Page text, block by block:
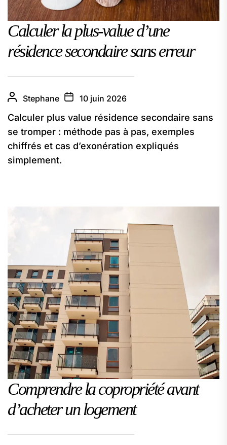
Calculer la plus‑value d’une
résidence secondaire sans erreur
Stephane 10 juin 2026
Calculer plus value résidence secondaire sans
se tromper : méthode pas à pas, exemples
chiffrés et cas d’exonération expliqués
simplement.
Comprendre la copropriété avant
d’acheter un logement